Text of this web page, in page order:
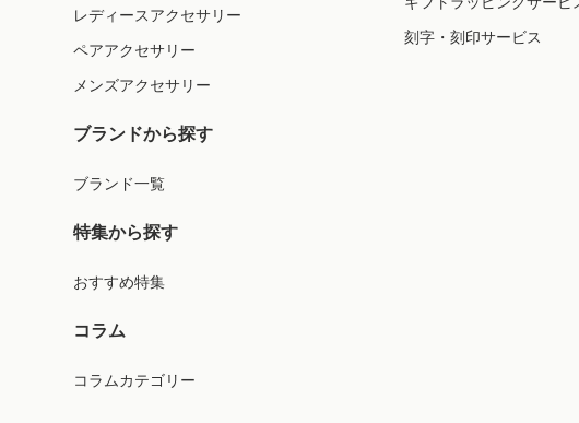
レディースアクセサリー
ペアアクセサリー
メンズアクセサリー
ブランドから探す
ブランド一覧
特集から探す
おすすめ特集
コラム
コラムカテゴリー
刻字・刻印サービス